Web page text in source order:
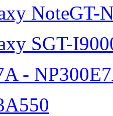
NoteGT-
SGT-
-